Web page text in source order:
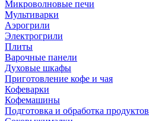
Микроволновые печи
Мультиварки
Аэрогрили
Электрогрили
Плиты
Варочные панели
Духовые шкафы
Приготовление кофе и чая
Кофеварки
Кофемашины
Подготовка и обработка продуктов